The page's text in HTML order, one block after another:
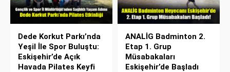
Dede Korkut Parkı’nda
Yeşil İle Spor Buluştu:
Eskişehir’de Açık
Havada Pilates Keyfi
ANALİG Badminton 2.
Etap 1. Grup
Müsabakaları
Eskişehir’de Başladı